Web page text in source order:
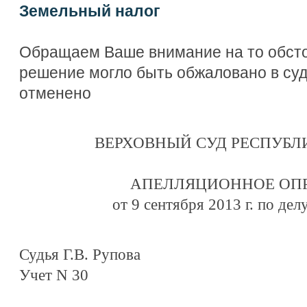
Земельный налог
Обращаем Ваше внимание на то
решение могло быть обжаловано в
отменено
ВЕРХОВНЫЙ СУД
АПЕЛЛЯЦИОННОЕ
от 9 сентября 2013 г. по
Судья Г.В. Рупова
Учет N 30